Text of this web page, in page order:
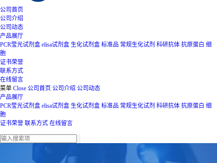
公司首页
公司介绍
公司动态
产品展厅
PCR莹光试剂盒 elisa试剂盒 生化试剂盒 标准品 常规生化试剂 科研抗体 抗原蛋白 细
胞
证书荣誉
联系方式
在线留言
菜单 Close 公司首页 公司介绍 公司动态
产品展厅
PCR莹光试剂盒 elisa试剂盒 生化试剂盒 标准品 常规生化试剂 科研抗体 抗原蛋白 细
胞
证书荣誉 联系方式 在线留言